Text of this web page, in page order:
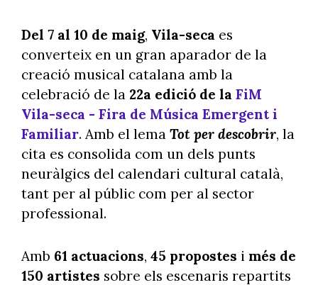
Del 7 al 10 de maig, Vila-seca es
converteix en un gran aparador de la
creació musical catalana amb la
celebració de la 22a edició de laFiM
Vila-seca - Fira de Música Emergent i
Familiar. Amb el lemaTot per descobrir, la
cita es consolida com un dels punts
neuràlgics del calendari cultural català,
tant per al públic com per al sector
professional.
Amb 61 actuacions,45 propostes i més de
150 artistes sobre els escenaris repartits